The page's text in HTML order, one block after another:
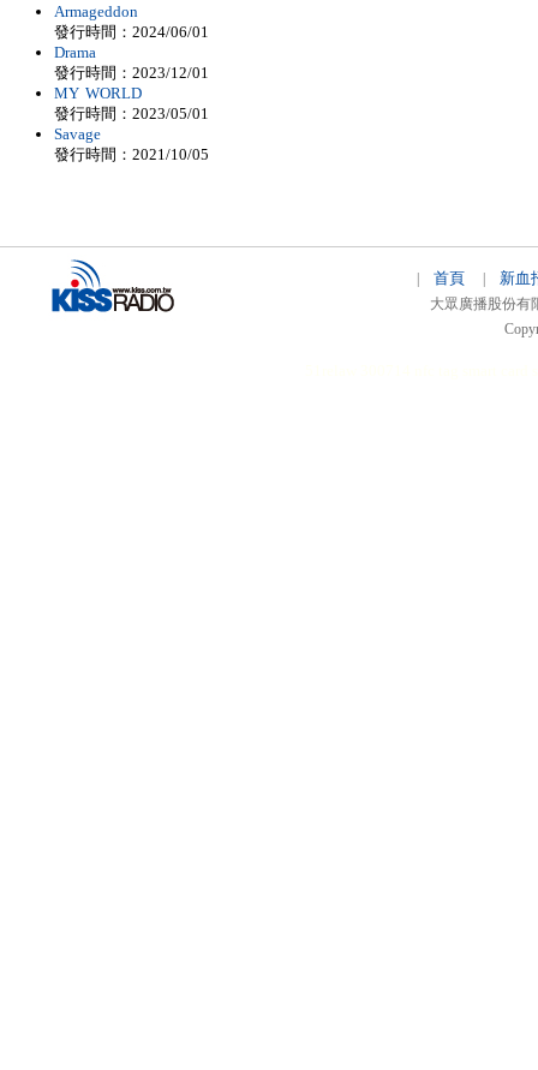
Armageddon
發行時間：2024/06/01
Drama
發行時間：2023/12/01
MY WORLD
發行時間：2023/05/01
Savage
發行時間：2021/10/05
| 首頁| 新血
大眾廣播股份有